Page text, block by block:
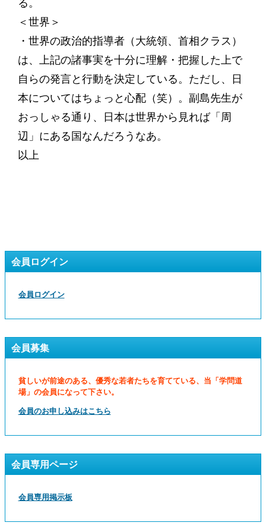
る。
＜世界＞
・世界の政治的指導者（大統領、首相クラス）
は、上記の諸事実を十分に理解・把握した上で
自らの発言と行動を決定している。ただし、日
本についてはちょっと心配（笑）。副島先生が
おっしゃる通り、日本は世界から見れば「周
辺」にある国なんだろうなあ。
以上
会員ログイン
会員ログイン
会員募集
貧しいが前途のある、優秀な若者たちを育てている、当「学問道
場」の会員になって下さい。
会員のお申し込みはこちら
会員専用ページ
会員専用掲示板